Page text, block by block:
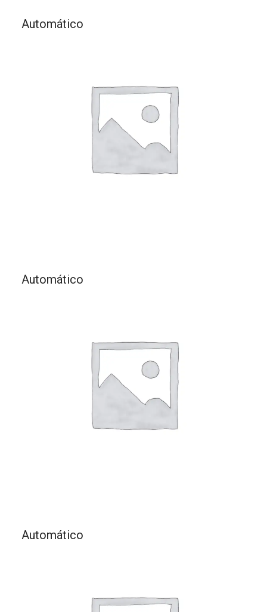
Automático
Automático
Automático